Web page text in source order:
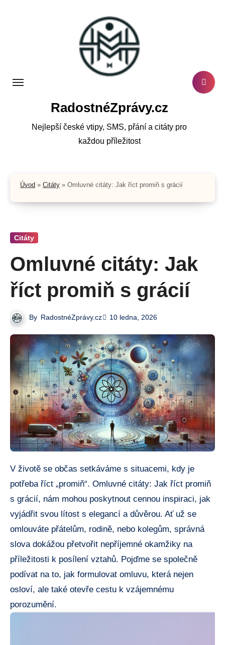
RadostnéZprávy.cz
Nejlepší české vtipy, SMS, přání a citáty pro
každou příležitost
Úvod » Citáty » Omluvné citáty: Jak říct promiň s grácií
Citáty
Omluvné citáty: Jak
říct promiň s grácií
By RadostnéZprávy.cz 10 ledna, 2026
V životě ‌se občas setkáváme s situacemi, kdy⁢ je
potřeba ​říct „promiň“. Omluvné citáty: Jak⁣ říct promiň
⁣s grácií, nám mohou ​poskytnout cennou inspiraci,⁣ jak
vyjádřit svou lítost s elegancí a důvěrou. Ať už se
omlouváte‌ přátelům, rodině, nebo kolegům, správná
slova⁢ dokážou‍ přetvořit nepříjemné okamžiky na ​
příležitosti ⁤k posílení ​vztahů.‍ Pojďme ⁣se společně
podívat na to, jak formulovat omluvu, ‌která nejen
osloví,⁢ ale také otevře cestu ⁣k vzájemnému⁢
porozumění.